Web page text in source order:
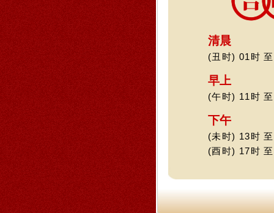
清晨
(丑时) 01时
早上
(午时) 11时
下午
(未时) 13时
(酉时) 17时